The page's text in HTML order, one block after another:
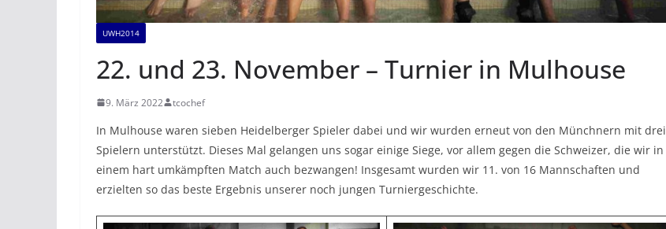
UWH2014
22. und 23. November – Turnier in Mulhouse
9. März 2022 tcochef
In Mulhouse waren sieben Heidelberger Spieler dabei und wir wurden erneut von den Münchnern mit drei
Spielern unterstützt. Dieses Mal gelangen uns sogar einige Siege, vor allem gegen die Schweizer, die wir in
einem hart umkämpften Match auch bezwangen! Insgesamt wurden wir 11. von 16 Mannschaften und
erzielten so das beste Ergebnis unserer noch jungen Turniergeschichte.